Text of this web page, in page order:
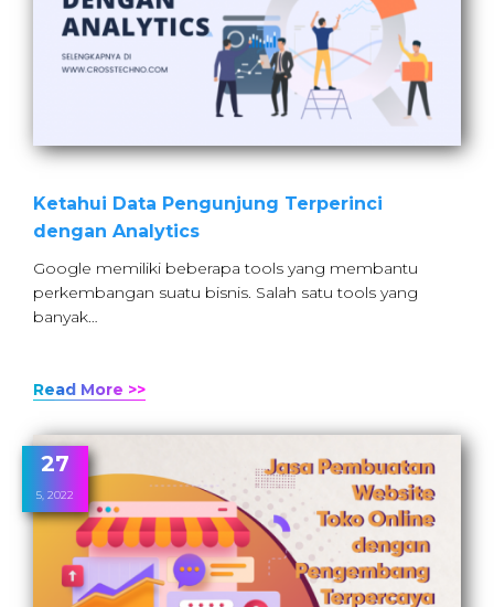
Ketahui Data Pengunjung Terperinci
dengan Analytics
Google memiliki beberapa tools yang membantu
perkembangan suatu bisnis. Salah satu tools yang
banyak…
Read More >>
27
5, 2022